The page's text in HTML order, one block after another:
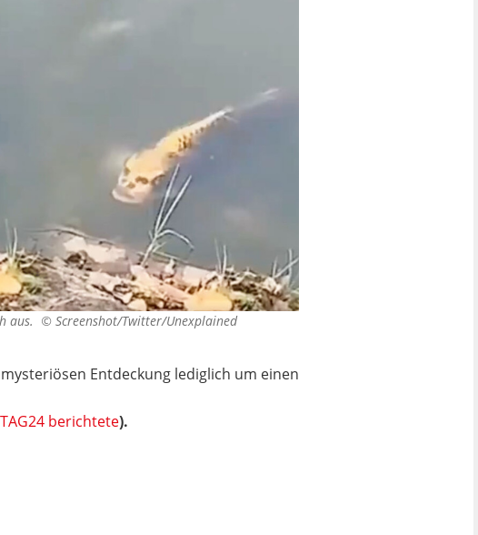
aus. © Screenshot/Twitter/Unexplained
Entdeckung lediglich um einen
TAG24 berichtete).